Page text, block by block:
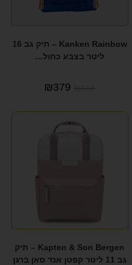
Kanken Rainbow – תיק גב 16
ליטר בצבע כחול…
₪419
₪379
Kapten & Son Bergen – תיק
גב 11 ליטר קפטן אנד סאן ברגן